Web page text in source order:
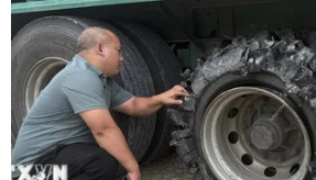
vực kinh tế phía Nam
15/09/2021 11:10
Lãnh đạo Bộ KH&ĐT nhận định một
Đông Nam Bộ và Đồng bằng sông
tăng trưởng âm trong năm 2021 do